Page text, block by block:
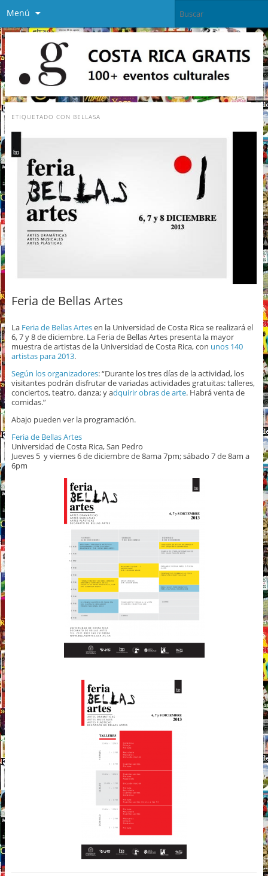
Menú
ETIQUETADO CON BELLASA
Feria de Bellas Artes
La Feria de Bellas Artesen la Universidad de Costa Rica se realizará el
6, 7 y 8 de diciembre. La Feria de Bellas Artes presenta la mayor
muestra de artistas de la Universidad de Costa Rica, con unos 140
artistas para 2013.
Según los organizadores: “Durante los tres días de la actividad, los
visitantes podrán disfrutar de variadas actividades gratuitas: talleres,
conciertos, teatro, danza; y adquirir obras de arte. Habrá venta de
comidas.”
Abajo pueden ver la programación.
Feria de Bellas Artes
Universidad de Costa Rica, San Pedro
Jueves 5 y viernes 6 de diciembre de 8ama 7pm; sábado 7 de 8am a
6pm